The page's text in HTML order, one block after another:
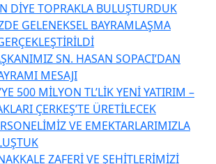
DİYE TOPRAKLA BULUŞTURDUK
GELENEKSEL BAYRAMLAŞMA
SN. HASAN SOPACI’DAN
MESAJI
500 MİLYON TL’LİK YENİ YATIRIM –
ÇERKEŞ’TE ÜRETİLECEK
VE EMEKTARLARIMIZLA
ZAFERİ VE ŞEHİTLERİMİZİ